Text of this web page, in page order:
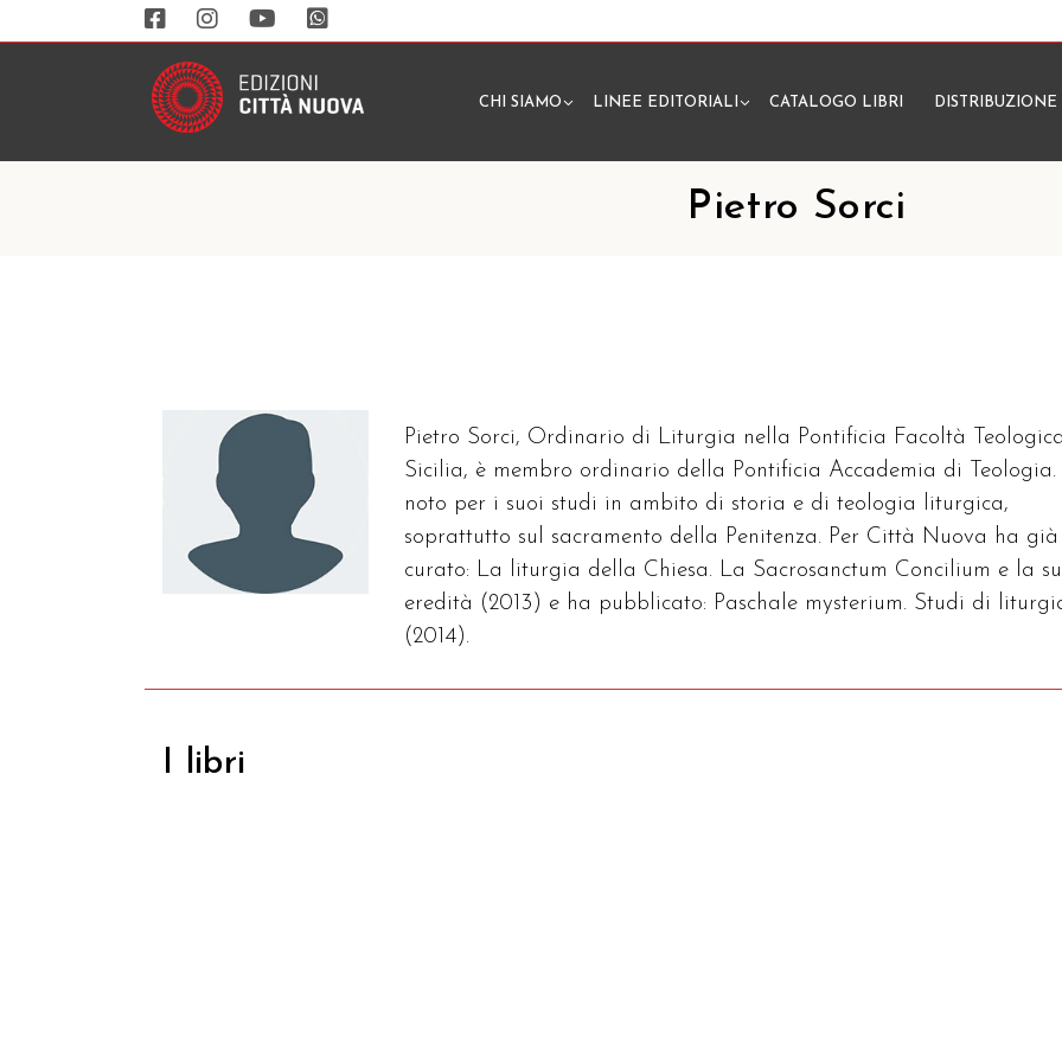
CHI SIAMO LINEE EDITORIALI CATALOGO LIBRI DISTRIBUZIONE
Pietro Sorci
Pietro Sorci, Ordinario di Liturgia nella Pontificia Facoltà
Sicilia, è membro ordinario della Pontificia Accademia di Teologia.
noto per i suoi studi in ambito di storia e di teologia liturgica,
soprattutto sul sacramento della Penitenza. Per Città Nuova ha già
curato: La liturgia della Chiesa. La Sacrosanctum Concilium e la
eredità (2013) e ha pubblicato: Paschale mysterium. Studi di
(2014).
I libri